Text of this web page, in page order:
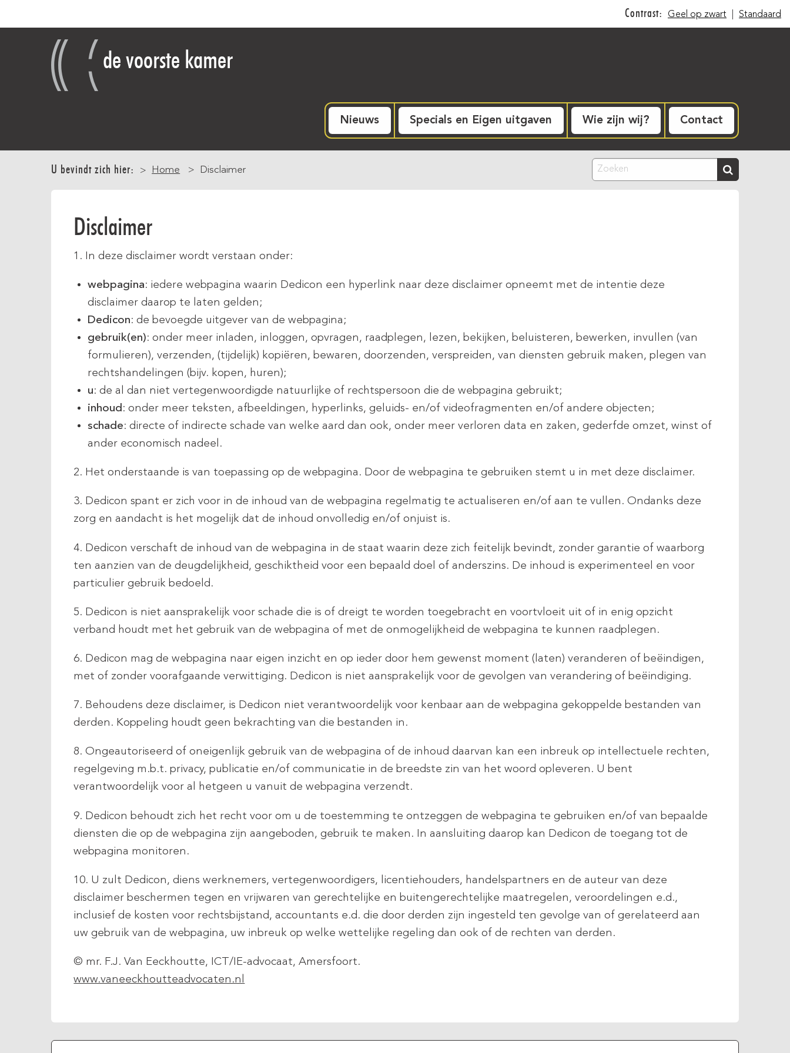
en
Contrast: Geel op zwart Standaard
de voorste kamer
Nieuws Specials en Eigen uitgaven Wie zijn wij? Contact
U bevindt zich hier: Home Disclaimer Zoeken
Disclaimer
1. In deze disclaimer wordt verstaan onder:
webpagina: iedere webpagina waarin Dedicon een hyperlink naar deze disclaimer opneemt met de intentie deze
disclaimer daarop te laten gelden;
Dedicon: de bevoegde uitgever van de webpagina;
gebruik(en): onder meer inladen, inloggen, opvragen, raadplegen, lezen, bekijken, beluisteren, bewerken, invullen (van
formulieren), verzenden, (tijdelijk) kopiëren, bewaren, doorzenden, verspreiden, van diensten gebruik maken, plegen van
rechtshandelingen (bijv. kopen, huren);
u: de al dan niet vertegenwoordigde natuurlijke of rechtspersoon die de webpagina gebruikt;
inhoud: onder meer teksten, afbeeldingen, hyperlinks, geluids- en/of videofragmenten en/of andere objecten;
schade: directe of indirecte schade van welke aard dan ook, onder meer verloren data en zaken, gederfde omzet, winst of
ander economisch nadeel.
2. Het onderstaande is van toepassing op de webpagina. Door de webpagina te gebruiken stemt u in met deze disclaimer.
3. Dedicon spant er zich voor in de inhoud van de webpagina regelmatig te actualiseren en/of aan te vullen. Ondanks deze
zorg en aandacht is het mogelijk dat de inhoud onvolledig en/of onjuist is.
4. Dedicon verschaft de inhoud van de webpagina in de staat waarin deze zich feitelijk bevindt, zonder garantie of waarborg
ten aanzien van de deugdelijkheid, geschiktheid voor een bepaald doel of anderszins. De inhoud is experimenteel en voor
particulier gebruik bedoeld.
5. Dedicon is niet aansprakelijk voor schade die is of dreigt te worden toegebracht en voortvloeit uit of in enig opzicht
verband houdt met het gebruik van de webpagina of met de onmogelijkheid de webpagina te kunnen raadplegen.
6. Dedicon mag de webpagina naar eigen inzicht en op ieder door hem gewenst moment (laten) veranderen of beëindigen,
met of zonder voorafgaande verwittiging. Dedicon is niet aansprakelijk voor de gevolgen van verandering of beëindiging.
7. Behoudens deze disclaimer, is Dedicon niet verantwoordelijk voor kenbaar aan de webpagina gekoppelde bestanden van
derden. Koppeling houdt geen bekrachting van die bestanden in.
8. Ongeautoriseerd of oneigenlijk gebruik van de webpagina of de inhoud daarvan kan een inbreuk op intellectuele rechten,
regelgeving m.b.t. privacy, publicatie en/of communicatie in de breedste zin van het woord opleveren. U bent
verantwoordelijk voor al hetgeen u vanuit de webpagina verzendt.
9. Dedicon behoudt zich het recht voor om u de toestemming te ontzeggen de webpagina te gebruiken en/of van bepaalde
diensten die op de webpagina zijn aangeboden, gebruik te maken. In aansluiting daarop kan Dedicon de toegang tot de
webpagina monitoren.
10. U zult Dedicon, diens werknemers, vertegenwoordigers, licentiehouders, handelspartners en de auteur van deze
disclaimer beschermen tegen en vrijwaren van gerechtelijke en buitengerechtelijke maatregelen, veroordelingen e.d.,
inclusief de kosten voor rechtsbijstand, accountants e.d. die door derden zijn ingesteld ten gevolge van of gerelateerd aan
uw gebruik van de webpagina, uw inbreuk op welke wettelijke regeling dan ook of de rechten van derden.
© mr. F.J. Van Eeckhoutte, ICT/IE-advocaat, Amersfoort.
www.vaneeckhoutteadvocaten.nl